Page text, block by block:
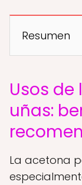
Resumen
Usos
uñas:
La acetona